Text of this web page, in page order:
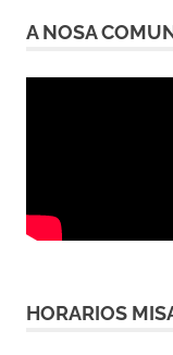
A NOSA
HORARIOS